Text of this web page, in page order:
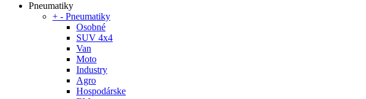
Pneumatiky
+ - Pneumatiky
Osobné
SUV 4x4
Van
Moto
Industry
Agro
Hospodárske